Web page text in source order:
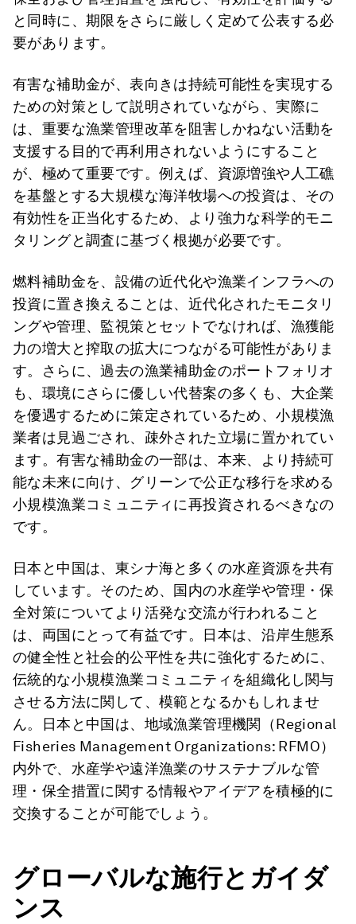
と同時に、期限をさらに厳しく定めて公表する必
要があります。
有害な補助金が、表向きは持続可能性を実現する
ための対策として説明されていながら、実際に
は、重要な漁業管理改革を阻害しかねない活動を
支援する目的で再利用されないようにすること
が、極めて重要です。例えば、資源増強や人工礁
を基盤とする大規模な海洋牧場への投資は、その
有効性を正当化するため、より強力な科学的モニ
タリングと調査に基づく根拠が必要です。
燃料補助金を、設備の近代化や漁業インフラへの
投資に置き換えることは、近代化されたモニタリ
ングや管理、監視策とセットでなければ、漁獲能
力の増大と搾取の拡大につながる可能性がありま
す。さらに、過去の漁業補助金のポートフォリオ
も、環境にさらに優しい代替案の多くも、大企業
を優遇するために策定されているため、小規模漁
業者は見過ごされ、疎外された立場に置かれてい
ます。有害な補助金の一部は、本来、より持続可
能な未来に向け、グリーンで公正な移行を求める
小規模漁業コミュニティに再投資されるべきなの
です。
日本と中国は、東シナ海と多くの水産資源を共有
しています。そのため、国内の水産学や管理・保
全対策についてより活発な交流が行われること
は、両国にとって有益です。日本は、沿岸生態系
の健全性と社会的公平性を共に強化するために、
伝統的な小規模漁業コミュニティを組織化し関与
させる方法に関して、模範となるかもしれませ
ん。日本と中国は、地域漁業管理機関（Regional
Fisheries Management Organizations: RFMO）
内外で、水産学や遠洋漁業のサステナブルな管
理・保全措置に関する情報やアイデアを積極的に
交換することが可能でしょう。
グローバルな施行とガイダ
ンス